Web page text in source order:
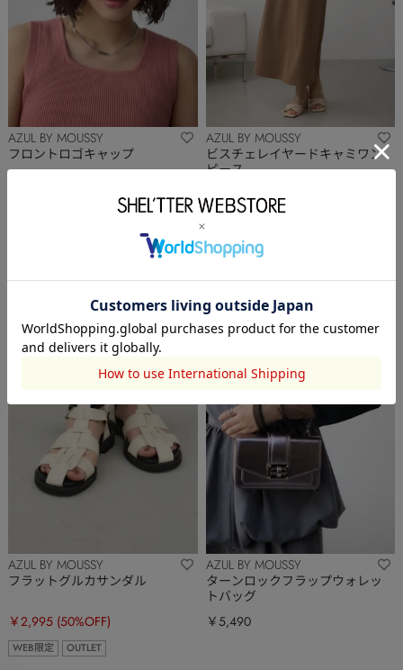
AZUL BY MOUSSY
フロントロゴキャップ
AZUL BY MOUSSY
ビスチェレイヤードキャミワン
ピース
￥3,494(50%OFF)
AZUL BY MOUSSY
フラットグルカサンダル
￥2,995 (50%OFF)
WEB限定 OUTLET
AZUL BY MOUSSY
ターンロックフラップウォレッ
トバッグ
￥5,490